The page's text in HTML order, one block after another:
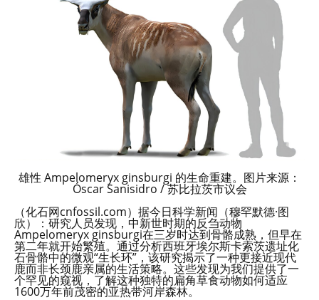
雄性 Ampelomeryx ginsburgi 的生命重建。图片来源：
Óscar Sanisidro / 苏比拉茨市议会
（化石网cnfossil.com）据今日科学新闻（穆罕默德·图
欣）：研究人员发现，中新世时期的反刍动物
Ampelomeryx ginsburgi在三岁时达到骨骼成熟，但早在
第二年就开始繁殖。通过分析西班牙埃尔斯卡索茨遗址化
石骨骼中的微观“生长环”，该研究揭示了一种更接近现代
鹿而非长颈鹿亲属的生活策略。这些发现为我们提供了一
个罕见的窥视，了解这种独特的扁角草食动物如何适应
1600万年前茂密的亚热带河岸森林。